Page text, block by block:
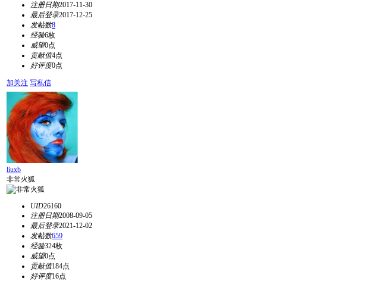
注册日期2017-11-30
最后登录2017-12-25
发帖数8
经验6枚
威望0点
贡献值4点
好评度0点
加关注 写私信
liuxb
非常火狐
UID26160
注册日期2008-09-05
最后登录2021-12-02
发帖数659
经验324枚
威望0点
贡献值184点
好评度16点